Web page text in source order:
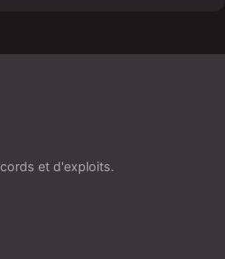
et d'exploits.